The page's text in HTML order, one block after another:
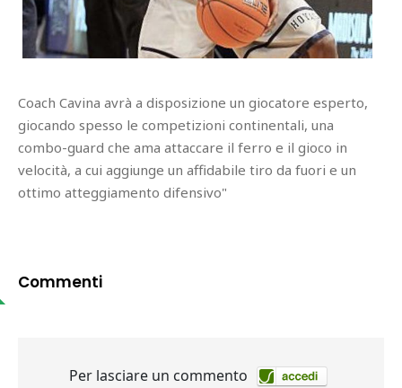
Coach Cavina avrà a disposizione un giocatore esperto,
giocando spesso le competizioni continentali, una
combo-guard che ama attaccare il ferro e il gioco in
velocità, a cui aggiunge un affidabile tiro da fuori e un
ottimo atteggiamento difensivo"
Commenti